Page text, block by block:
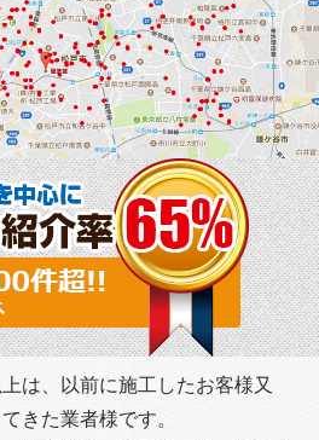
は、以前に施工したお客様又
きた業者様です。